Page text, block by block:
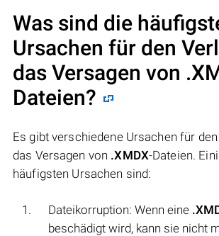
Was sind die
Ursachen für den
das Versagen von
Dateien?
Es gibt verschiedene Ursachen für
das Versagen von .XMDX-Dateien.
häufigsten Ursachen sind:
Dateikorruption: Wenn eine
beschädigt wird, kann sie nicht